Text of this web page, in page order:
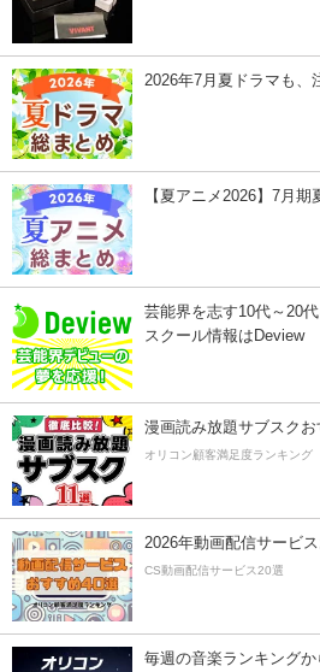
2026年7月夏ドラマも、
【夏アニメ2026】7月
芸能界を志す10代～20
スクール情報はDeview
漫画読み放題サブスクお
オリコン顧客満足度ランキング
2026年動画配信サービ
CS動画配信サービス20選
毎週の音楽ランキング